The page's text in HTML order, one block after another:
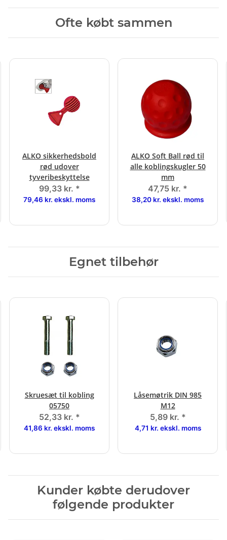
Ofte købt sammen
ALKO sikkerhedsbold
rød udover
tyveribeskyttelse
99,33 kr. *
79,46 kr. ekskl. moms
ALKO Soft Ball rød til
alle koblingskugler 50
mm
47,75 kr. *
38,20 kr. ekskl. moms
Egnet tilbehør
Skruesæt til kobling
05750
52,33 kr. *
41,86 kr. ekskl. moms
Låsemøtrik DIN 985
M12
5,89 kr. *
4,71 kr. ekskl. moms
Kunder købte derudover
følgende produkter